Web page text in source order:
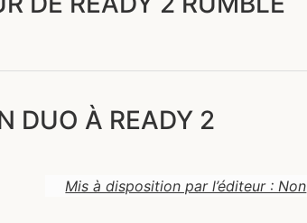
DUO À READY 2
Mis à disposition par l’éditeur : Non